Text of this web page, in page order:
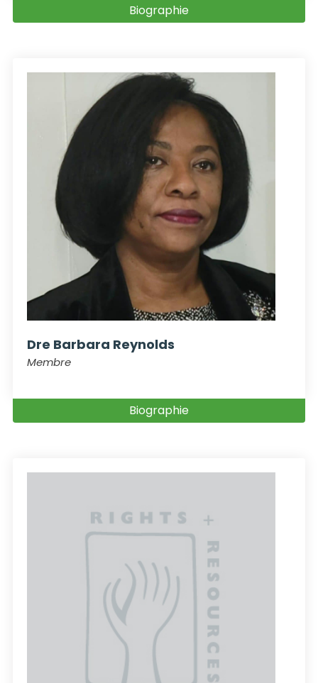
Biographie
Dre Barbara Reynolds
Membre
Biographie